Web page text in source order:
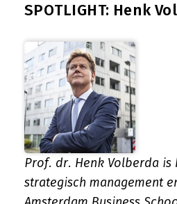
SPOTLIGHT: Henk
Prof. dr. Henk Volberda is
strategisch management